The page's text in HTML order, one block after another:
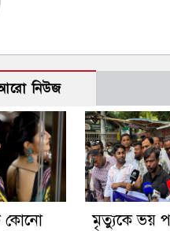
নিউজ
কোনো
মৃত্যুকে ভয়